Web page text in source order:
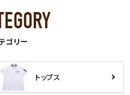
ゴリー
トップス